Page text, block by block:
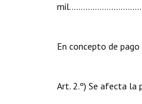
En concepto de
Art. 2.º) Se afecta la